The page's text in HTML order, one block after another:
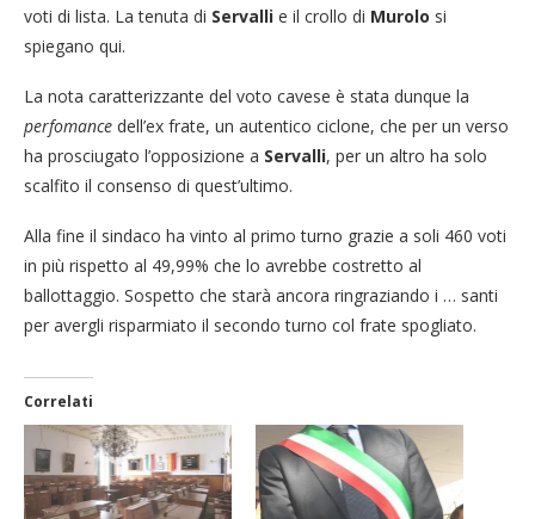
voti di lista. La tenuta di Servalli e il crollo di Murolo si
spiegano qui.
La nota caratterizzante del voto cavese è stata dunque la
perfomance dell’ex frate, un autentico ciclone, che per un verso
ha prosciugato l’opposizione a Servalli, per un altro ha solo
scalfito il consenso di quest’ultimo.
Alla fine il sindaco ha vinto al primo turno grazie a soli 460 voti
in più rispetto al 49,99% che lo avrebbe costretto al
ballottaggio. Sospetto che starà ancora ringraziando i … santi
per avergli risparmiato il secondo turno col frate spogliato.
Correlati